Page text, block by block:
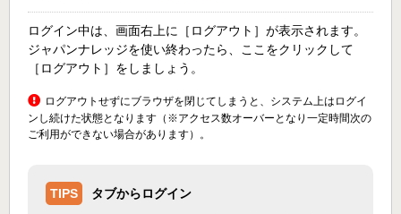
ログイン中は、画面右上に［ログアウト］が表示されます。
ジャパンナレッジを使い終わったら、ここをクリックして
［ログアウト］をしましょう。
ログアウトせずにブラウザを閉じてしまうと、システム上はログイ
ンし続けた状態となります（※アクセス数オーバーとなり一定時間次の
ご利用ができない場合があります）。
TIPS タブからログイン